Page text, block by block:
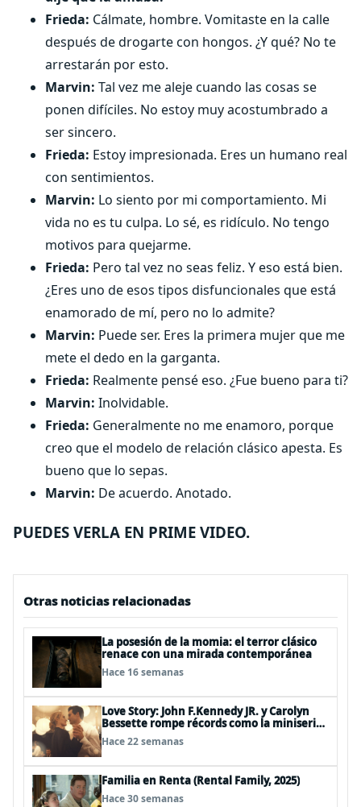
Frieda: Cálmate, hombre. Vomitaste en la calle
después de drogarte con hongos. ¿Y qué? No te
arrestarán por esto.
Marvin: Tal vez me aleje cuando las cosas se
ponen difíciles. No estoy muy acostumbrado a
ser sincero.
Frieda: Estoy impresionada. Eres un humano real
con sentimientos.
Marvin: Lo siento por mi comportamiento. Mi
vida no es tu culpa. Lo sé, es ridículo. No tengo
motivos para quejarme.
Frieda: Pero tal vez no seas feliz. Y eso está bien.
¿Eres uno de esos tipos disfuncionales que está
enamorado de mí, pero no lo admite?
Marvin: Puede ser. Eres la primera mujer que me
mete el dedo en la garganta.
Frieda: Realmente pensé eso. ¿Fue bueno para ti?
Marvin: Inolvidable.
Frieda: Generalmente no me enamoro, porque
creo que el modelo de relación clásico apesta. Es
bueno que lo sepas.
Marvin: De acuerdo. Anotado.
PUEDES VERLA EN PRIME VIDEO.
Otras noticias relacionadas
La posesión de la momia: el terror clásico
renace con una mirada contemporánea
Hace 16 semanas
Love Story: John F.Kennedy JR. y Carolyn
Bessette rompe récords como la miniserie
más vista de FX en Disney+
Hace 22 semanas
Familia en Renta (Rental Family, 2025)
Hace 30 semanas